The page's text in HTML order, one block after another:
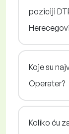
poziciji
Koje su
Operater?
Koliko ću